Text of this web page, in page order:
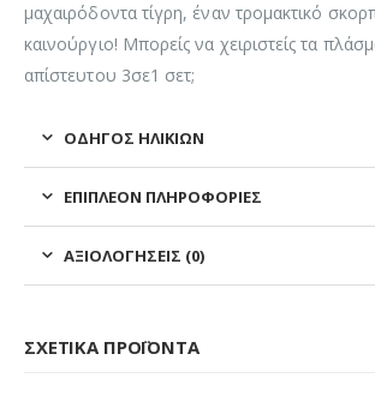
μαχαιρόδοντα τίγρη, έναν τρομακτικό
καινούργιο! Μπορείς να χειριστείς τα
απίστευτου 3σε1 σετ;
ΟΔΗΓΌΣ ΗΛΙΚΙΏΝ
ΕΠΙΠΛΈΟΝ ΠΛΗΡΟΦΟΡΊΕΣ
ΑΞΙΟΛΟΓΉΣΕΙΣ (0)
ΣΧΕΤΙΚΆ ΠΡΟΪΌΝΤΑ